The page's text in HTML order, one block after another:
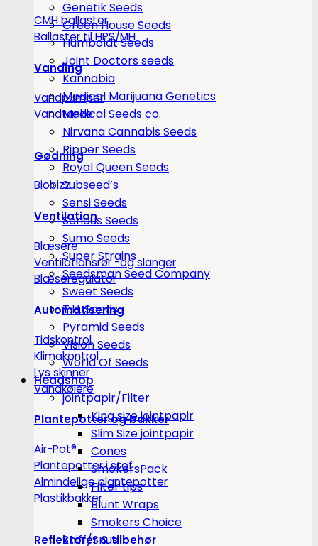
CMH ballaster
Ballaster til HPS/MH
Vanding
Vandpumper
Vandtanke
Gødning
Biobizz
Ventilation
Blæsere
Ventilationsrør -og slanger
Blæseregulator
Automatisering
Tidskontrol
Klimakontrol
Lys skinner
Vandkølere
Plantepotter og bakker
Air-Pot®
Plantepotter i stof
Almindelige plantepotter
Plastikbakker
Reflektorer & tilbehør
Genetik Seeds
Green House Seeds
Humboldt Seeds
Joint Doctors seeds
Kannabia
Medical Marijuana Genetics
Medical Seeds co.
Nirvana Cannabis Seeds
Ripper Seeds
Royal Queen Seeds
Subseed’s
Sensi Seeds
Serious Seeds
Sumo Seeds
Super Strains
Seedsman Seed Company
Sweet Seeds
T.H. Seeds
Pyramid Seeds
Vision Seeds
World Of Seeds
Headshop
jointpapir/Filter
King size jointpapir
Slim Size jointpapir
Cones
SmokersPack
Filter tips
Blunt Wraps
Smokers Choice
Sniff/Snus